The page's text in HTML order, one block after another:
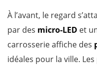
À l’avant, le regard
par des micro-LED et
carrosserie affiche des
idéales pour la ville.